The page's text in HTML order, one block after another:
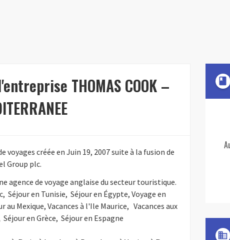
THOMAS COOK –
voyages créée en Juin 19, 2007 suite à la fusion de
Group plc.
agence de voyage anglaise du secteur touristique.
Séjour en Tunisie, Séjour en Égypte, Voyage en
au Mexique, Vacances à l'Ile Maurice, Vacances aux
en Grèce, Séjour en Espagne
book
domain